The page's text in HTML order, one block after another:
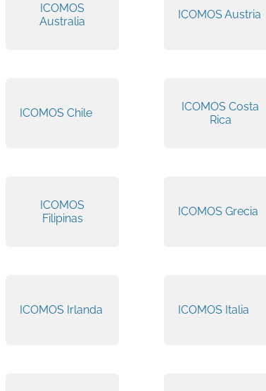
ICOMOS
Australia
ICOMOS Austria
ICOMOS Chile
ICOMOS Costa
Rica
ICOMOS
Filipinas
ICOMOS Grecia
ICOMOS Irlanda ICOMOS Italia